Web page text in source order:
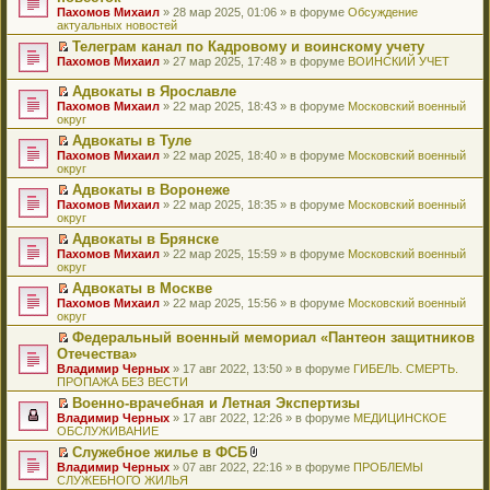
ю
щ
е
н
и
ю
о
о
б
щ
е
н
и
ю
о
м
у
с
о
б
щ
е
н
и
ю
а
н
н
м
у
с
о
о
б
щ
е
н
и
ю
о
ч
и
а
н
н
о
м
у
с
о
о
б
щ
е
н
и
ю
н
е
п
о
и
т
а
н
н
о
м
у
с
о
о
б
щ
е
н
и
ю
в
о
м
у
н
п
р
о
ч
и
т
а
н
н
о
м
у
с
о
о
б
щ
е
н
и
ю
п
е
р
о
м
у
н
е
п
р
о
ч
и
т
а
н
н
о
м
у
с
о
о
б
щ
е
н
и
ю
е
р
е
й
т
к
п
е
р
в
о
м
у
н
е
п
р
о
ч
и
т
а
н
н
о
м
у
с
о
о
б
щ
е
н
и
ю
Пахомов Михаил » 28 мар 2025, 01:06 » в форуме Обсуждение
актуальных новостей
П
р
е
й
т
и
к
п
е
р
в
о
м
у
н
е
п
р
о
ч
и
а
н
н
о
м
у
с
о
о
б
Телеграм канал по Кадровому и воинскому учету
Пахомов Михаил » 27 мар 2025, 17:48 » в форуме ВОИНСКИЙ УЧЕТ
П
е
р
е
й
т
и
к
п
е
р
в
о
м
у
н
е
п
р
о
ч
и
т
а
н
н
о
м
у
с
Адвокаты в Ярославле
Пахомов Михаил » 22 мар 2025, 18:43 » в форуме Московский военный
округ
П
е
р
е
й
т
и
к
п
е
р
в
о
м
у
н
е
п
р
о
ч
и
т
а
н
н
Адвокаты в Туле
Пахомов Михаил » 22 мар 2025, 18:40 » в форуме Московский военный
округ
П
е
р
е
й
т
и
к
п
е
р
в
о
м
у
н
е
п
р
о
ч
и
Адвокаты в Воронеже
Пахомов Михаил » 22 мар 2025, 18:35 » в форуме Московский военный
округ
П
е
р
е
й
т
и
к
п
е
р
в
о
м
у
н
е
п
р
Адвокаты в Брянске
Пахомов Михаил » 22 мар 2025, 15:59 » в форуме Московский военный
округ
П
е
р
е
й
т
и
к
п
е
р
в
о
м
у
Адвокаты в Москве
Пахомов Михаил » 22 мар 2025, 15:56 » в форуме Московский военный
округ
П
е
р
е
й
т
и
к
п
е
р
Федеральный военный мемориал «Пантеон защитников
Отечества»
Владимир Черных » 17 авг 2022, 13:50 » в форуме ГИБЕЛЬ. СМЕРТЬ.
ПРОПАЖА БЕЗ ВЕСТИ
П
е
р
е
й
т
Военно-врачебная и Летная Экспертизы
Владимир Черных » 17 авг 2022, 12:26 » в форуме МЕДИЦИНСКОЕ
ОБСЛУЖИВАНИЕ
П
е
Служебное жилье в ФСБ
В
Владимир Черных » 07 авг 2022, 22:16 » в форуме ПРОБЛЕМЫ
СЛУЖЕБНОГО ЖИЛЬЯ